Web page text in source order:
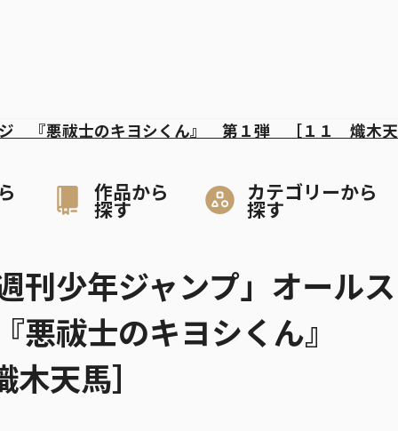
作品から
探す
カテゴリーから
探す
ジ 『悪祓士のキヨシくん』 第１弾 ［１１ 熾木
刊少年ジャンプ」オールス
悪祓士のキヨシくん』
天馬］